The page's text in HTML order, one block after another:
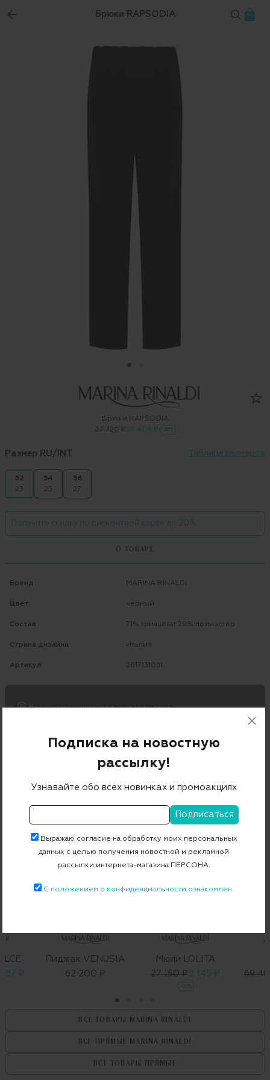
Брюки RAPSODIA
Брюки RAPSODIA
37 720 ₽26 404 ₽ -30%
Размер RU/INT Таблица размеров
52
23
54
25
56
27
Получите скидку по дисконтной карте до 20%
О ТОВАРЕ
Бренд MARINA RINALDI
Цвет черный
Состав 71% триацетат 29% полиэстер
Страна дизайна Италия
Артикул 2617131031
Бесплатная примерка в пункте выдачи
₽
Пиджак VENUSIA
62 200 ₽
Мюли LOLITA
27 150 ₽8 145 ₽
-70%
69
ВСЕ ТОВАРЫ MARINA RINALDI
ВСЕ ПРЯМЫЕ MARINA RINALDI
ВСЕ ТОВАРЫ ПРЯМЫЕ
Подписка на новостную
рассылку!
Узнавайте обо всех новинках и промоакциях
Выражаю согласие на обработку моих персональных
данных с целью получения новостной и рекламной
рассылки интернета-магазина ПЕРСОНА.
С положением о конфиденциальности ознакомлен.